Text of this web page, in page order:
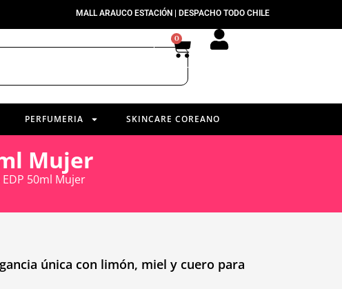
MALL ARAUCO ESTACIÓN | DESPACHO TODO CHILE
0
PERFUMERIA SKINCARE COREANO
Mujer
EDP 50ml Mujer
única con limón, miel y cuero para